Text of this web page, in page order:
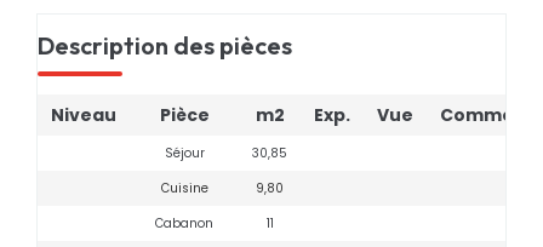
Description des pièces
Niveau Pièce m2 Exp. Vue
Séjour
30,85
Cuisine
9,80
Cabanon
11